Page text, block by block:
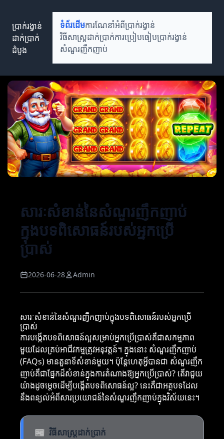
ប្រាក់រង្វាន់
ដាក់ប្រាក់
ដំបូង
ទំព័រដើមការណែនាំអំពីប្រាក់រង្វាន់
វិធីសាស្ត្រដាក់ប្រាក់ការប្រៀបធៀបប្រាក់រង្វាន់
សំណួរញឹកញាប់
សារៈសំខាន់នៃសំណួរញឹកញាប់
ក្នុងបទពិសោធន៍របស់អ្នកប្រើ
ប្រាស់
2026-06-28 Admin
សារៈសំខាន់នៃសំណួរញឹកញាប់ក្នុងបទពិសោធន៍របស់អ្នកប្រើ
ប្រាស់
ការបង្កើតបទពិសោធន៍ល្អសម្រាប់អ្នកប្រើប្រាស់គឺជាសកម្មភាព
មួយដែលគ្រប់អាជីវកម្មត្រូវអនុវត្តន៍។ ក្នុងនោះ សំណួរញឹកញាប់
(FAQs) មានតួនាទីសំខាន់មួយ។ ប៉ុន្តែហេតុអ្វីបានជា សំណួរញឹក
ញាប់គឺជាផ្នែកដ៏សំខាន់ក្នុងការតំណាងឱ្យអ្នកប្រើប្រាស់? តើវាជួយ
យ៉ាងដូចម្តេចដើម្បីបង្កើតបទពិសោធន៍ល្អ? នេះគឺជាអត្ថបទដែល
នឹងពន្យល់អំពីសារប្រយោជន៍នៃសំណួរញឹកញាប់ក្នុងវិស័យនេះ។
📰 វិធីសាស្ត្រដាក់ប្រាក់